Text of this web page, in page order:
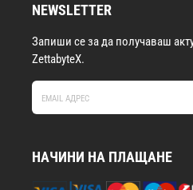
NEWSLETTER
Запиши се за да получаваш
ZettabyteX.
НАЧИНИ НА ПЛАЩАНЕ